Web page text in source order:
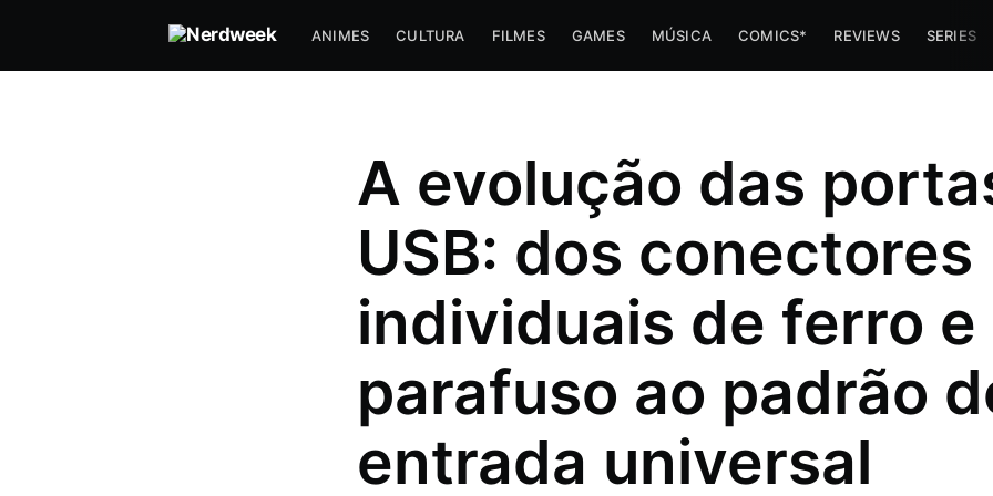
ANIMES CULTURA FILMES GAMES MÚSICA COMICS* REVIEWS SERIES
A evolução das
USB: dos conectores
individuais de ferro e
parafuso ao padrão
entrada universal
Gosta de uns joguinho e filme de navinha